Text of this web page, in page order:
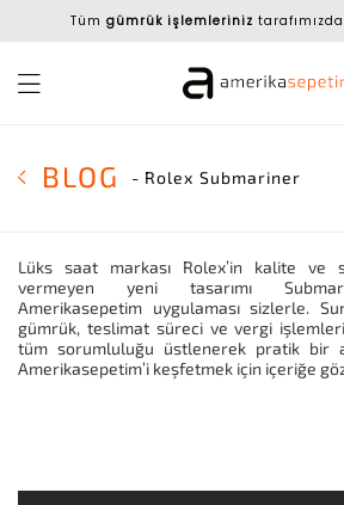
Tüm gümrük işlemleriniz
BLOG - Rolex Submariner
Lüks saat markası Rolex’in kalite ve
vermeyen yeni tasarımı
Amerikasepetim uygulaması sizlerle.
gümrük, teslimat süreci ve vergi
tüm sorumluluğu üstlenerek pratik bir
Amerikasepetim’i keşfetmek için içeriğe